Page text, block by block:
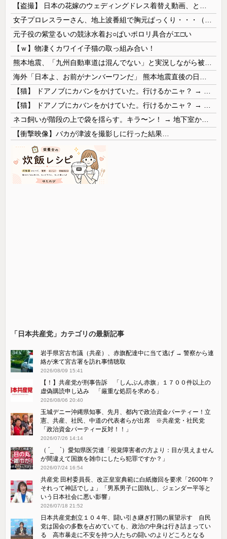
元子役の紫堂るいの競泳水着お○ぱいポロリ具合がエ□い
【ｗ】物凄くカワイイ子猫の取っ組み合い！
【衝撃映像】バカが津波を撮影しに行った結果…
「日本共産党」カテゴリの最新記事
岩手県宮古市議（共産）、赤旗配達中に当て逃げ → 警察から連
絡が来て宮古署を訪れ事情聴取
2026/08/09 15:41
【！】共産党が刑事告訴 「しんぶん赤旗」１７００件以上の
虚偽購読申し込み 「厳重な処罰を求める」
2026/08/06 20:40
玉城デニー沖縄県知事、先月、都内で政治資金パーティー！立
憲、共産、社民、中道の代表者らが出席 ※共産党・社民党
「政治資金パーティー反対！！」
2026/07/26 14:14
（ ´_ゝ`）愛知県医労連「視覚障害者の方より：目が見えません
が間違えて国旗を雑巾にしたら犯罪ですか？」
2026/07/24 16:54
共産党 田村委員長、改正皇室典範に白紙撤回を要求「2600年？
それって神話でしょ」「男系男子に固執し、ジェンダー平等と
いう日本社会に悪い影響」
2026/07/18 21:52
日本共産党創立１０４年、闘い引き継ぎ打開の展望示す 自民
党は国会の多数を占めていても、政治の中身は行き詰まってい
る 高市暴走に不安を持つ人たちの闘いのよりどころとなる